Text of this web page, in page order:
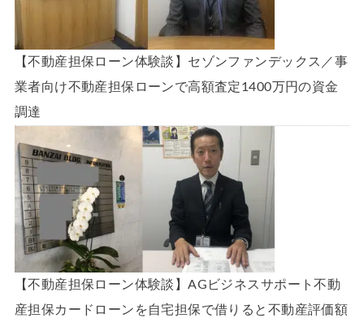
【不動産担保ローン体験談】セゾンファンデックス／事
業者向け不動産担保ローンで高額査定1400万円の資金
調達
【不動産担保ローン体験談】AGビジネスサポート不動
産担保カードローンを自宅担保で借りると不動産評価額